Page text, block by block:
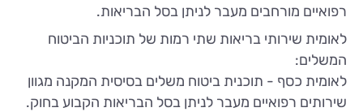
רפואיים מורחבים מעבר לניתן בסל הבריאות.
לאומית שירותי בריאות שתי רמות של תוכניות הביטוח
המשלים:
לאומית כסף - תוכנית ביטוח משלים בסיסית המקנה מגוון
שירותים רפואיים מעבר לניתן בסל הבריאות הקבוע בחוק.